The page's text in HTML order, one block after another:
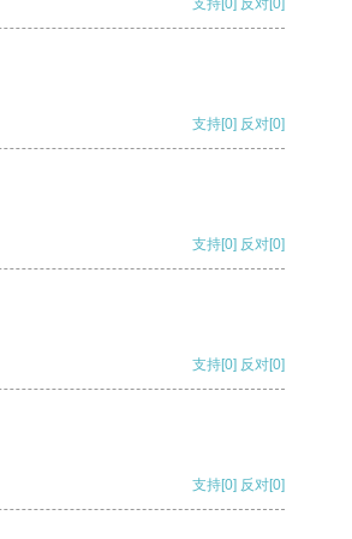
支持[0] 反对[0]
支持[0] 反对[0]
支持[0] 反对[0]
支持[0] 反对[0]
支持[0] 反对[0]